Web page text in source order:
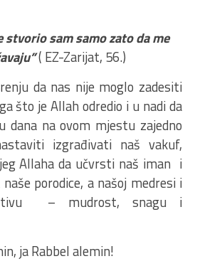
stvorio sam samo zato da me
( EZ-Zarijat, 56.)
da nas nije moglo zadesiti
što je Allah odredio i u nadi da
dana na ovom mjestu zajedno
izgrađivati naš vakuf,
Allaha da učvrsti naš iman i
porodice, a našoj medresi i
– mudrost, snagu i
ja Rabbel alemin!